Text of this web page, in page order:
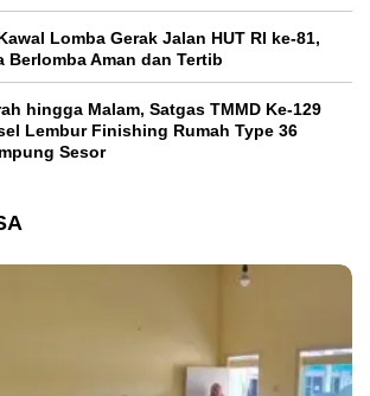
Lomba Gerak Jalan HUT RI ke-81,
Berlomba Aman dan Tertib
hingga Malam, Satgas TMMD Ke-129
Lembur Finishing Rumah Type 36
Sesor